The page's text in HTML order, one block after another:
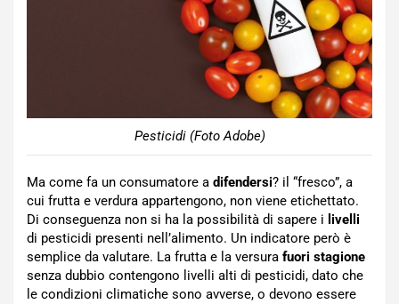
Pesticidi (Foto Adobe)
Ma come fa un consumatore a difendersi? il “fresco”, a
cui frutta e verdura appartengono, non viene etichettato.
Di conseguenza non si ha la possibilità di sapere i livelli
di pesticidi presenti nell’alimento. Un indicatore però è
semplice da valutare. La frutta e la versura fuori stagione
senza dubbio contengono livelli alti di pesticidi, dato che
le condizioni climatiche sono avverse, o devono essere